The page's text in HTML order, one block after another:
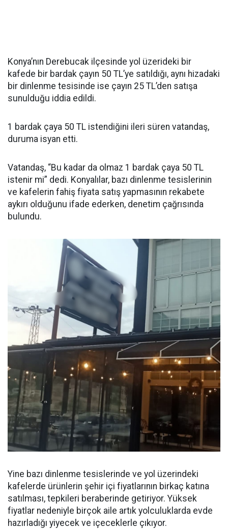
Konya’nın Derebucak ilçesinde yol üzerideki bir
kafede bir bardak çayın 50 TL’ye satıldığı, aynı hizadaki
bir dinlenme tesisinde ise çayın 25 TL’den satışa
sunulduğu iddia edildi.
1 bardak çaya 50 TL istendiğini ileri süren vatandaş,
duruma isyan etti.
Vatandaş, “Bu kadar da olmaz 1 bardak çaya 50 TL
istenir mi” dedi. Konyalılar, bazı dinlenme tesislerinin
ve kafelerin fahiş fiyata satış yapmasının rekabete
aykırı olduğunu ifade ederken, denetim çağrısında
bulundu.
Yine bazı dinlenme tesislerinde ve yol üzerindeki
kafelerde ürünlerin şehir içi fiyatlarının birkaç katına
satılması, tepkileri beraberinde getiriyor. Yüksek
fiyatlar nedeniyle birçok aile artık yolculuklarda evde
hazırladığı yiyecek ve içeceklerle çıkıyor.